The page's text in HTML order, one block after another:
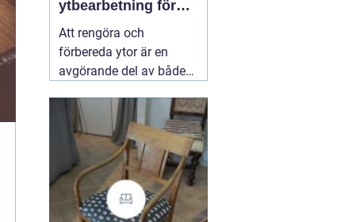
ytbearbetning för
proffs och
hantverkare
Att rengöra och
förbereda ytor är en
avgörande del av både
renovering. Färg, rost,
smuts och gamla
beläggningar gör att
material åldras snabbare
och försämrar
slutresultatet vid